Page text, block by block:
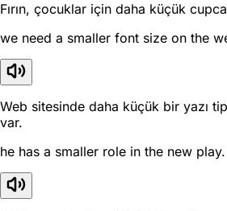
Fırın, çocuklar için daha küçük
we need a smaller font size on the
Web sitesinde daha küçük bir yazı
var.
he has a smaller role in the new play.